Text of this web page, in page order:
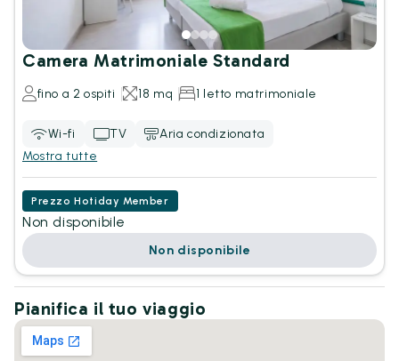
Camera Matrimoniale Standard
fino a 2 ospiti 18 mq 1 letto matrimoniale
Wi-fi TV
Aria condizionata
Mostra tutte
Prezzo Hotiday Member
Non disponibile
Non disponibile
Pianifica il tuo viaggio